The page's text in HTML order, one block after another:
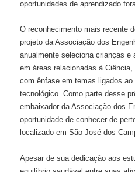
oportunidades de aprendizado
O reconhecimento mais recente
projeto da Associação dos
anualmente seleciona crianças e
em áreas relacionadas à
com ênfase em temas ligados
tecnológico. Como parte desse
embaixador da Associação dos
oportunidade de conhecer de
localizado em São José dos
Apesar de sua dedicação aos